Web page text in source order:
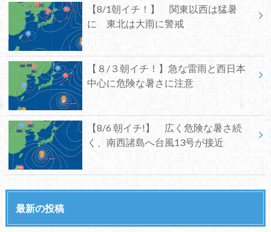
【8/1朝イチ！】 関東以西は猛暑
に 東北は大雨に警戒
【８/３朝イチ！】急な雷雨と西日本
中心に危険な暑さに注意
【8/6 朝イチ!】 広く危険な暑さ続
く、南西諸島へ台風13号が接近
最新の投稿